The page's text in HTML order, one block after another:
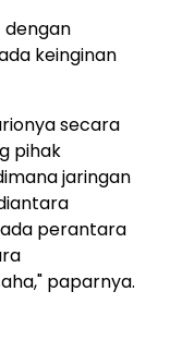
dengan
keinginan
secara
pihak
jaringan
perantara
paparnya.